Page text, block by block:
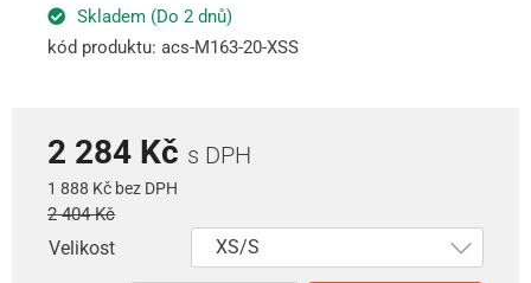
Skladem (Do 2 dnů)
kód produktu: acs-M163-20-XSS
2 284 Kč s DPH
1 888 Kč bez DPH
2 404 Kč
Velikost